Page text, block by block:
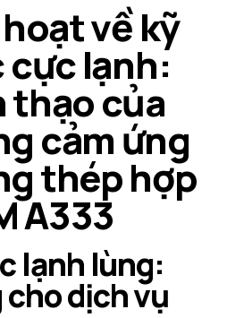
về kỹ
lạnh:
thạo của
cảm ứng
thép hợp
A333
lạnh lùng:
dịch vụ